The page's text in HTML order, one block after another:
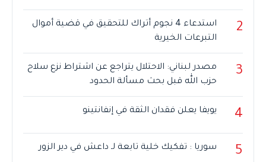
2
استدعاء 4 نجوم أتراك للتحقيق في قضية أموال
التبرعات الخيرية
3
مصدر لبناني: الاحتلال يتراجع عن اشتراط نزع سلاح
حزب الله قبل بحث مسألة الحدود
4 يويفا يعلن فقدان الثقة في إنفانتينو
5 سوريا : تفكيك خلية تابعة لـ داعش في دير الزور